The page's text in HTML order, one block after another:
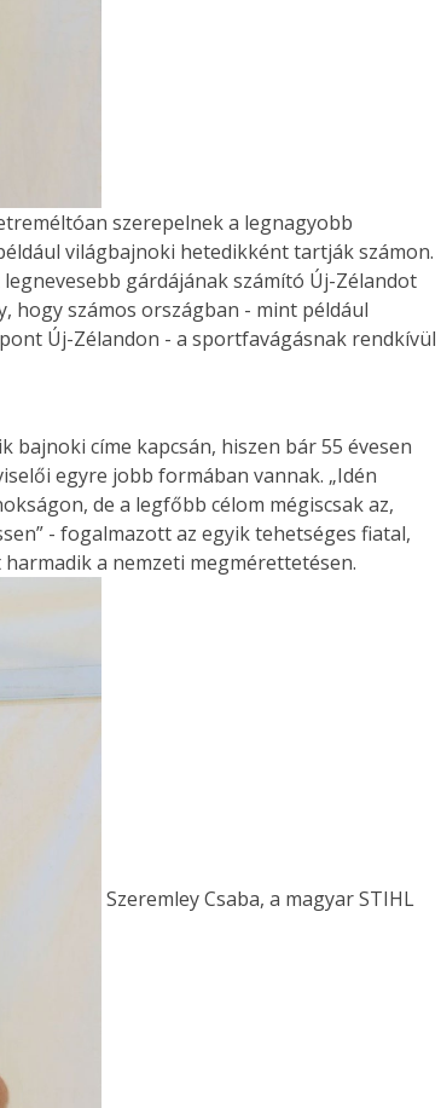
szerepelnek a legnagyobb
világbajnoki hetedikként tartják számon.
gárdájának számító Új-Zélandot
hogy számos országban - mint például
Új-Zélandon - a sportfavágásnak rendkívül
bajnoki címe kapcsán, hiszen bár 55 évesen
egyre jobb formában vannak. „Idén
de a legfőbb célom mégiscsak az,
- fogalmazott az egyik tehetséges fiatal,
a nemzeti megmérettetésen.
Szeremley Csaba, a magyar STIHL